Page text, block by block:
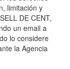
limitación y
DE CENT,
un email a
lo considere
la Agencia